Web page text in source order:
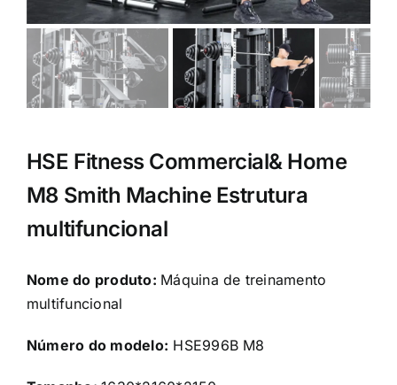
HSE Fitness Commercial& Home
M8 Smith Machine Estrutura
multifuncional
Nome do produto: Máquina de treinamento
multifuncional
Número do modelo: HSE996B M8